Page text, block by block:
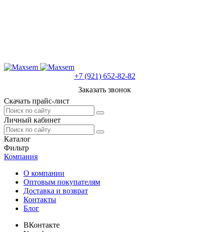
+7 (921) 652-82-82
Заказать звонок
Скачать прайс-лист
Личный кабинет
Каталог
Фильтр
Компания
О компании
Оптовым покупателям
Доставка и возврат
Контакты
Блог
ВКонтакте